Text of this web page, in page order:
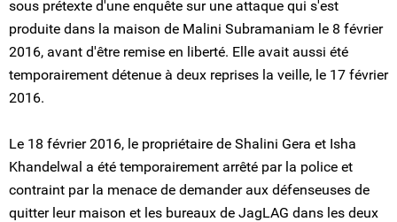
sous prétexte d'une enquête sur une attaque qui s'est
produite dans la maison de Malini Subramaniam le 8 février
2016, avant d'être remise en liberté. Elle avait aussi été
temporairement détenue à deux reprises la veille, le 17 février
2016.
Le 18 février 2016, le propriétaire de Shalini Gera et Isha
Khandelwal a été temporairement arrêté par la police et
contraint par la menace de demander aux défenseuses de
quitter leur maison et les bureaux de JagLAG dans les deux